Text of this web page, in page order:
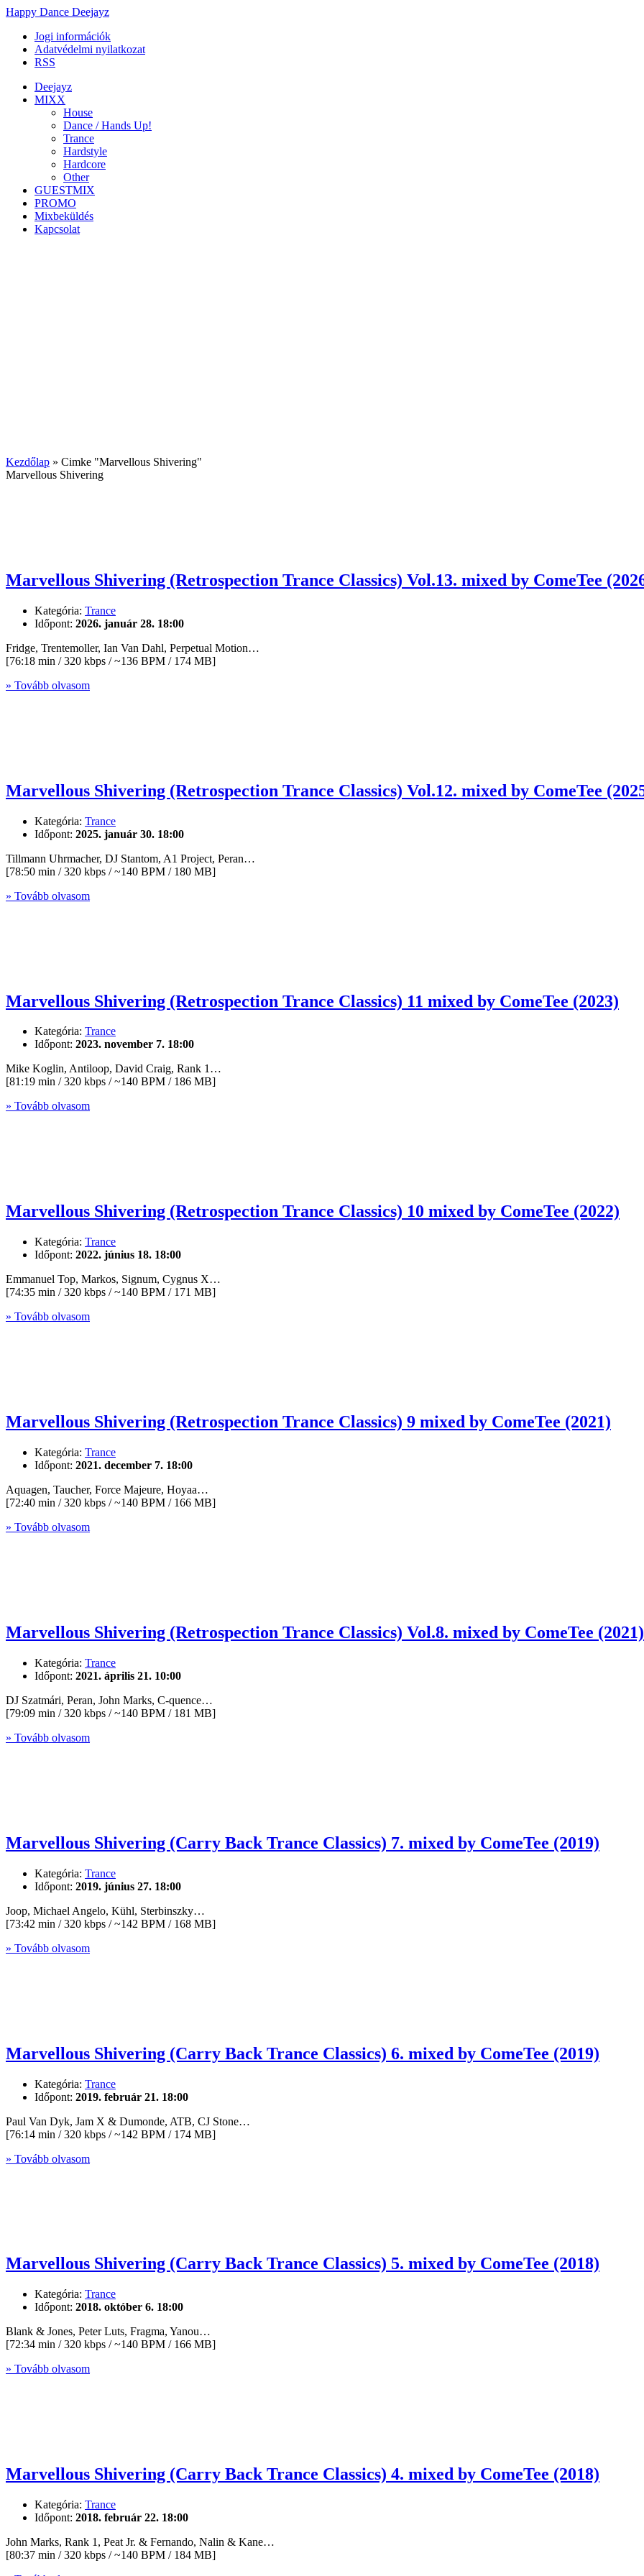
Happy Dance Deejayz
Jogi információk
Adatvédelmi nyilatkozat
RSS
Deejayz
MIXX
House
Dance / Hands Up!
Trance
Hardstyle
Hardcore
Other
GUESTMIX
PROMO
Mixbeküldés
Kapcsolat
Kezdőlap » Cimke "Marvellous Shivering"
Marvellous Shivering
Marvellous Shivering (Retrospection Trance Classics) Vol.13. mixed by ComeTee
Kategória: Trance
Időpont: 2026. január 28. 18:00
Fridge, Trentemoller, Ian Van Dahl, Perpetual Motion…
[76:18 min / 320 kbps / ~136 BPM / 174 MB]
» Tovább olvasom
Marvellous Shivering (Retrospection Trance Classics) Vol.12. mixed by ComeTee
Kategória: Trance
Időpont: 2025. január 30. 18:00
Tillmann Uhrmacher, DJ Stantom, A1 Project, Peran…
[78:50 min / 320 kbps / ~140 BPM / 180 MB]
» Tovább olvasom
Marvellous Shivering (Retrospection Trance Classics) 11 mixed by ComeTee (2023)
Kategória: Trance
Időpont: 2023. november 7. 18:00
Mike Koglin, Antiloop, David Craig, Rank 1…
[81:19 min / 320 kbps / ~140 BPM / 186 MB]
» Tovább olvasom
Marvellous Shivering (Retrospection Trance Classics) 10 mixed by ComeTee (2022)
Kategória: Trance
Időpont: 2022. június 18. 18:00
Emmanuel Top, Markos, Signum, Cygnus X…
[74:35 min / 320 kbps / ~140 BPM / 171 MB]
» Tovább olvasom
Marvellous Shivering (Retrospection Trance Classics) 9 mixed by ComeTee (2021)
Kategória: Trance
Időpont: 2021. december 7. 18:00
Aquagen, Taucher, Force Majeure, Hoyaa…
[72:40 min / 320 kbps / ~140 BPM / 166 MB]
» Tovább olvasom
Marvellous Shivering (Retrospection Trance Classics) Vol.8. mixed by ComeTee (2021)
Kategória: Trance
Időpont: 2021. április 21. 10:00
DJ Szatmári, Peran, John Marks, C-quence…
[79:09 min / 320 kbps / ~140 BPM / 181 MB]
» Tovább olvasom
Marvellous Shivering (Carry Back Trance Classics) 7. mixed by ComeTee (2019)
Kategória: Trance
Időpont: 2019. június 27. 18:00
Joop, Michael Angelo, Kühl, Sterbinszky…
[73:42 min / 320 kbps / ~142 BPM / 168 MB]
» Tovább olvasom
Marvellous Shivering (Carry Back Trance Classics) 6. mixed by ComeTee (2019)
Kategória: Trance
Időpont: 2019. február 21. 18:00
Paul Van Dyk, Jam X & Dumonde, ATB, CJ Stone…
[76:14 min / 320 kbps / ~142 BPM / 174 MB]
» Tovább olvasom
Marvellous Shivering (Carry Back Trance Classics) 5. mixed by ComeTee (2018)
Kategória: Trance
Időpont: 2018. október 6. 18:00
Blank & Jones, Peter Luts, Fragma, Yanou…
[72:34 min / 320 kbps / ~140 BPM / 166 MB]
» Tovább olvasom
Marvellous Shivering (Carry Back Trance Classics) 4. mixed by ComeTee (2018)
Kategória: Trance
Időpont: 2018. február 22. 18:00
John Marks, Rank 1, Peat Jr. & Fernando, Nalin & Kane…
[80:37 min / 320 kbps / ~140 BPM / 184 MB]